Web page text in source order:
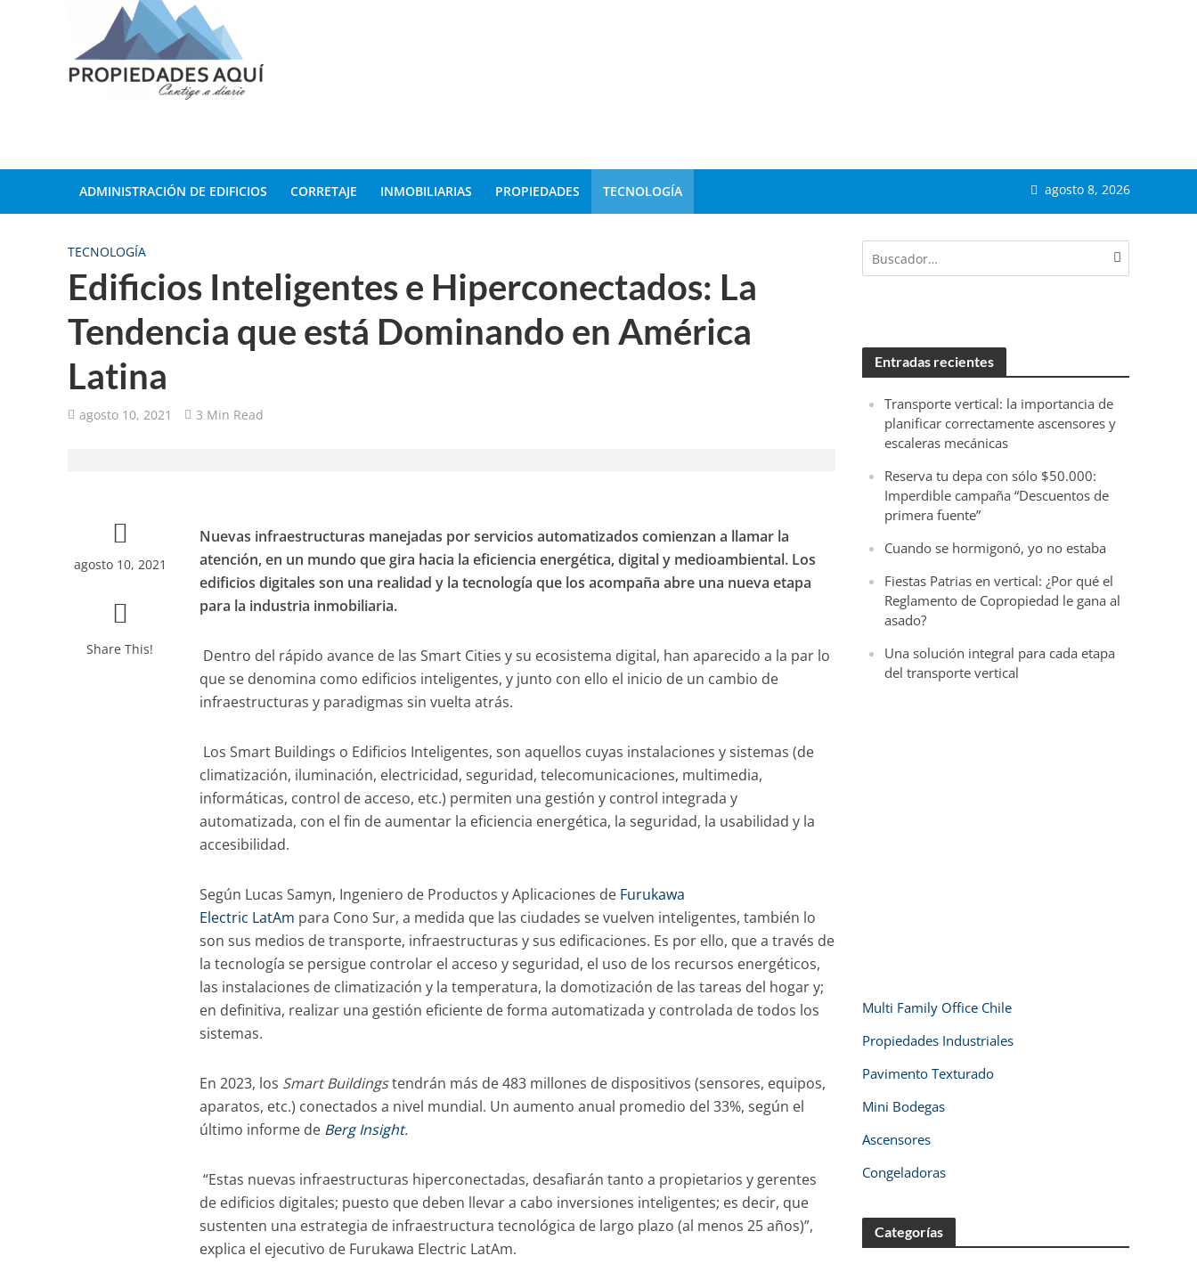
ADMINISTRACIÓN DE EDIFICIOS CORRETAJE INMOBILIARIAS PROPIEDADES TECNOLOGÍA agosto 8, 2026
TECNOLOGÍA
Edificios Inteligentes e Hiperconectados: La
Tendencia que está Dominando en América
Latina
agosto 10, 2021 3 Min Read
agosto 10, 2021
Share This!
Nuevas infraestructuras manejadas por servicios automatizados comienzan a llamar la
atención, en un mundo que gira hacia la eficiencia energética, digital y medioambiental. Los
edificios digitales son una realidad y la tecnología que los acompaña abre una nueva etapa
para la industria inmobiliaria.
Dentro del rápido avance de las Smart Cities y su ecosistema digital, han aparecido a la par lo
que se denomina como edificios inteligentes, y junto con ello el inicio de un cambio de
infraestructuras y paradigmas sin vuelta atrás.
Los Smart Buildings o Edificios Inteligentes, son aquellos cuyas instalaciones y sistemas (de
climatización, iluminación, electricidad, seguridad, telecomunicaciones, multimedia,
informáticas, control de acceso, etc.) permiten una gestión y control integrada y
automatizada, con el fin de aumentar la eficiencia energética, la seguridad, la usabilidad y la
accesibilidad.
Según Lucas Samyn, Ingeniero de Productos y Aplicaciones de Furukawa
Electric LatAm para Cono Sur, a medida que las ciudades se vuelven inteligentes, también lo
son sus medios de transporte, infraestructuras y sus edificaciones. Es por ello, que a través de
la tecnología se persigue controlar el acceso y seguridad, el uso de los recursos energéticos,
las instalaciones de climatización y la temperatura, la domotización de las tareas del hogar y;
en definitiva, realizar una gestión eficiente de forma automatizada y controlada de todos los
sistemas.
En 2023, los Smart Buildingstendrán más de 483 millones de dispositivos (sensores, equipos,
aparatos, etc.) conectados a nivel mundial. Un aumento anual promedio del 33%, según el
último informe de Berg Insight.
“Estas nuevas infraestructuras hiperconectadas, desafiarán tanto a propietarios y gerentes
de edificios digitales; puesto que deben llevar a cabo inversiones inteligentes; es decir, que
sustenten una estrategia de infraestructura tecnológica de largo plazo (al menos 25 años)”,
explica el ejecutivo de Furukawa Electric LatAm.
Entradas recientes
Transporte vertical: la importancia de
planificar correctamente ascensores y
escaleras mecánicas
Reserva tu depa con sólo $50.000:
Imperdible campaña “Descuentos de
primera fuente”
Cuando se hormigonó, yo no estaba
Fiestas Patrias en vertical: ¿Por qué el
Reglamento de Copropiedad le gana al
asado?
Una solución integral para cada etapa
del transporte vertical
Multi Family Office Chile
Propiedades Industriales
Pavimento Texturado
Mini Bodegas
Ascensores
Congeladoras
Categorías